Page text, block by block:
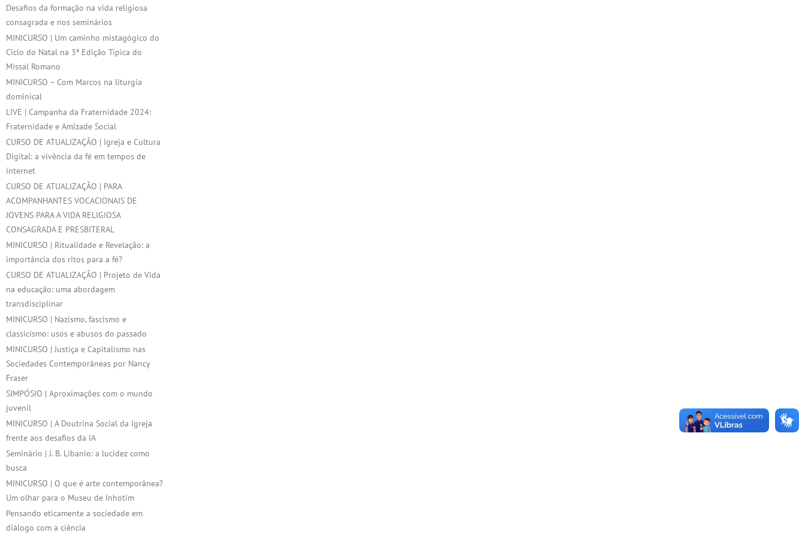
Desafios da formação na vida religiosa
consagrada e nos seminários
MINICURSO | Um caminho mistagógico do
Ciclo do Natal na 3ª Edição Típica do
Missal Romano
MINICURSO – Com Marcos na liturgia
dominical
LIVE | Campanha da Fraternidade 2024:
Fraternidade e Amizade Social
CURSO DE ATUALIZAÇÃO | Igreja e Cultura
Digital: a vivência da fé em tempos de
internet
CURSO DE ATUALIZAÇÃO | PARA
ACOMPANHANTES VOCACIONAIS DE
JOVENS PARA A VIDA RELIGIOSA
CONSAGRADA E PRESBITERAL
MINICURSO | Ritualidade e Revelação: a
importância dos ritos para a fé?
CURSO DE ATUALIZAÇÃO | Projeto de Vida
na educação: uma abordagem
transdisciplinar
MINICURSO | Nazismo, fascismo e
classicismo: usos e abusos do passado
MINICURSO | Justiça e Capitalismo nas
Sociedades Contemporâneas por Nancy
Fraser
SIMPÓSIO | Aproximações com o mundo
juvenil
MINICURSO | A Doutrina Social da Igreja
frente aos desafios da IA
Seminário | J. B. Libanio: a lucidez como
busca
MINICURSO | O que é arte contemporânea?
Um olhar para o Museu de Inhotim
Pensando eticamente a sociedade em
diálogo com a ciência